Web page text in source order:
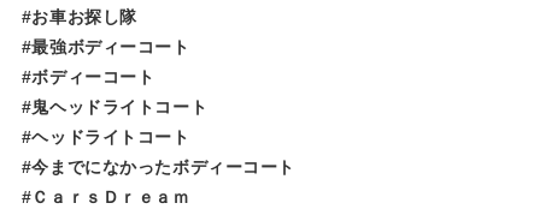
#お車お探し隊
#最強ボディーコート
#ボディーコート
#鬼ヘッドライトコート
#ヘッドライトコート
#今までになかったボディーコート
#ＣａｒｓＤｒｅａｍ